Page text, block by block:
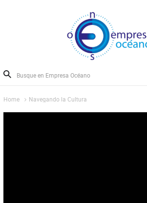
Home Navegando la Cultura